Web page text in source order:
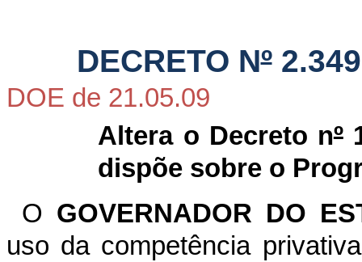
DECRETO Nº
DOE de 21.05.09
Altera o Decreto nº
dispõe sobre o
O GOVERNADOR DO
uso da competência